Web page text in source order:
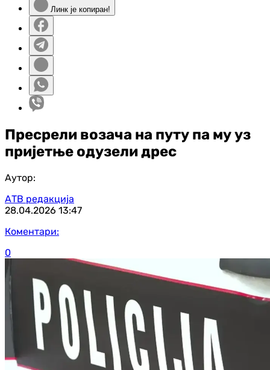
Линк је копиран!
Пресрели возача на путу па му уз
пријетње одузели дрес
Аутор:
АТВ редакција
28.04.2026 13:47
Коментари:
0